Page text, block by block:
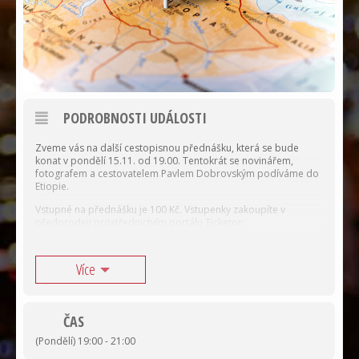
PODROBNOSTI UDÁLOSTI
Zveme vás na další cestopisnou přednášku, která se bude
konat v pondělí 15.11. od 19.00. Tentokrát se novinářem,
fotografem a cestovatelem Pavlem Dobrovským podíváme do
Etiopie.
Vstupné na přednášku je 100 Kč. Vstupenky zakoupíte v
ETIOPIE: ČERNÉ ZRCADLO
Více
ČAS
(Pondělí) 19:00 - 21:00